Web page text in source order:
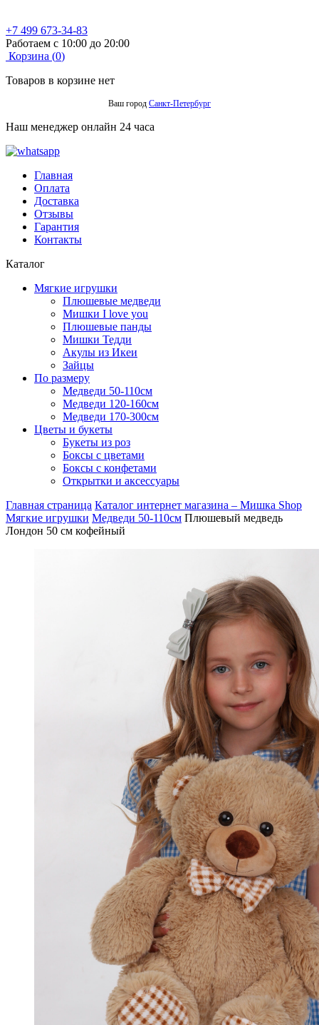
+7 499 673-34-83
Работаем с 10:00 до 20:00
Корзина (0)
Товаров в корзине нет
Ваш город Санкт-Петербург
Наш менеджер онлайн 24 часа
Главная
Оплата
Доставка
Отзывы
Гарантия
Контакты
Каталог
Мягкие игрушки
Плюшевые медведи
Мишки I love you
Плюшевые панды
Мишки Тедди
Акулы из Икеи
Зайцы
По размеру
Медведи 50-110см
Медведи 120-160см
Медведи 170-300см
Цветы и букеты
Букеты из роз
Боксы с цветами
Боксы с конфетами
Открытки и аксессуары
Главная страница Каталог интернет магазина – Мишка Shop
Мягкие игрушки Медведи 50-110см Плюшевый медведь
Лондон 50 см кофейный